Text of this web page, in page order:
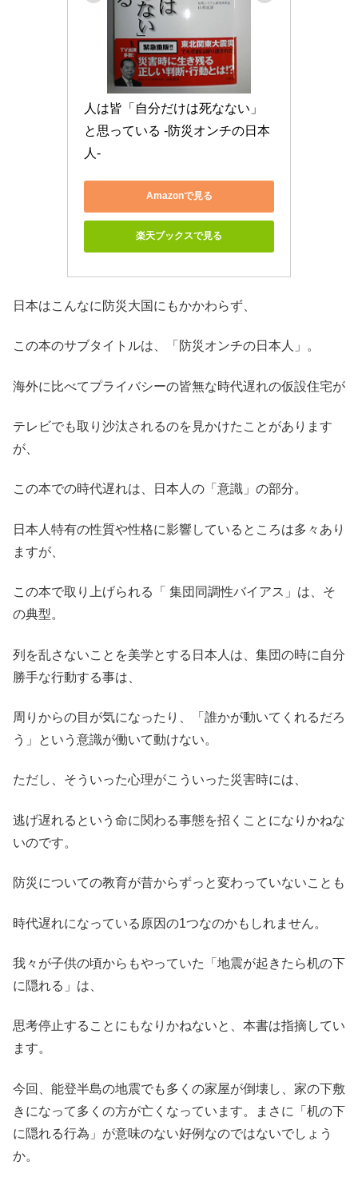
人は皆「自分だけは死なない」
と思っている -防災オンチの日本
人-
Amazonで見る
楽天ブックスで見る
日本はこんなに防災大国にもかかわらず、
この本のサブタイトルは、「防災オンチの日本人」。
海外に比べてプライバシーの皆無な時代遅れの仮設住宅が
テレビでも取り沙汰されるのを見かけたことがあります
が、
この本での時代遅れは、日本人の「意識」の部分。
日本人特有の性質や性格に影響しているところは多々あり
ますが、
この本で取り上げられる「 集団同調性バイアス」は、そ
の典型。
列を乱さないことを美学とする日本人は、集団の時に自分
勝手な行動する事は、
周りからの目が気になったり、「誰かが動いてくれるだろ
う」という意識が働いて動けない。
ただし、そういった心理がこういった災害時には、
逃げ遅れるという命に関わる事態を招くことになりかねな
いのです。
防災についての教育が昔からずっと変わっていないことも
時代遅れになっている原因の1つなのかもしれません。
我々が子供の頃からもやっていた「地震が起きたら机の下
に隠れる」は、
思考停止することにもなりかねないと、本書は指摘してい
ます。
今回、能登半島の地震でも多くの家屋が倒壊し、家の下敷
きになって多くの方が亡くなっています。まさに「机の下
に隠れる行為」が意味のない好例なのではないでしょう
か。